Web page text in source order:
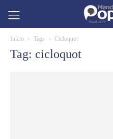
Início Tags Cicloquot
Tag: cicloquot